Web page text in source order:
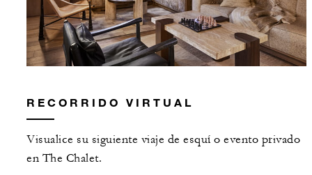
RECORRIDO VIRTUAL
Visualice su siguiente viaje de esquí o evento privado
en The Chalet.